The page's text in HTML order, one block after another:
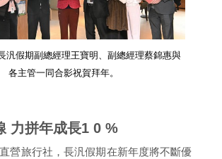
汎假期副總經理王寶明、副總經理蔡錦惠與
各主管一同合影祝賀拜年。
力拼年成長1 0 %
營旅行社，長汎假期在新年度將不斷優